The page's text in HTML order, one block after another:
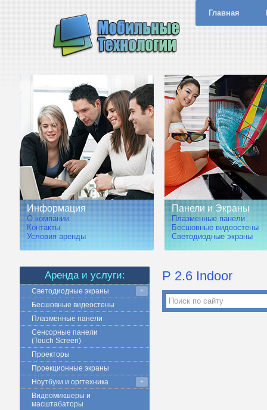
Главная
Панели и Экраны
Плазменные панели
Бесшовные видеостены
Светодиодные экраны
Информация
О компании
Контакты
Условия аренды
Аренда и услуги:
+
Светодиодные экраны
Бесшовные видеостены
Плазменные панели
Сенсорные панели
(Touch Screen)
Проекторы
Проекционные экраны
+
Ноутбуки и оргтехника
Видеомикшеры и
масштабаторы
P 2.6 Indoor